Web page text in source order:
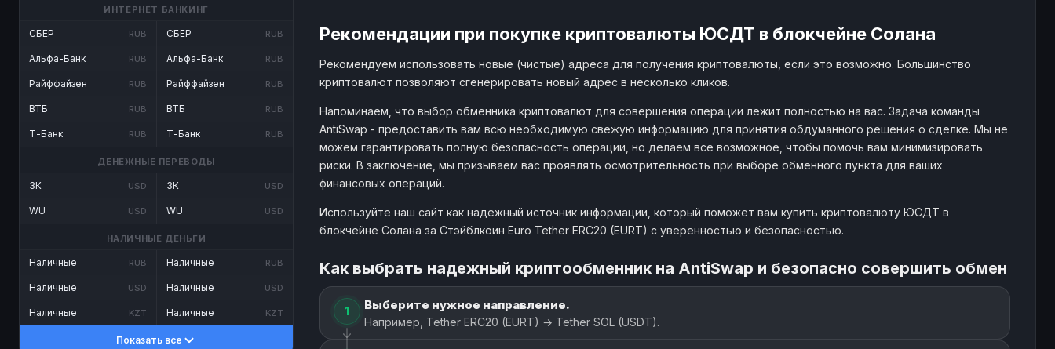
ИНТЕРНЕТ БАНКИНГ
СБЕР RUB
Альфа-Банк RUB
Райффайзен RUB
ВТБ RUB
Т-Банк RUB
СБЕР RUB
Альфа-Банк RUB
Райффайзен RUB
ВТБ RUB
Т-Банк RUB
ДЕНЕЖНЫЕ ПЕРЕВОДЫ
ЗК USD
WU USD
ЗК USD
WU USD
НАЛИЧНЫЕ ДЕНЬГИ
Наличные RUB
Наличные USD
Наличные KZT
Наличные RUB
Наличные USD
Наличные KZT
Показать все
Рекомендации при покупке криптовалюты ЮСДТ в блокчейне Солана
Рекомендуем использовать новые (чистые) адреса для получения криптовалюты, если это возможно. Большинство
криптовалют позволяют сгенерировать новый адрес в несколько кликов.
Напоминаем, что выбор обменника криптовалют для совершения операции лежит полностью на вас. Задача команды
AntiSwap - предоставить вам всю необходимую свежую информацию для принятия обдуманного решения о сделке. Мы не
можем гарантировать полную безопасность операции, но делаем все возможное, чтобы помочь вам минимизировать
риски. В заключение, мы призываем вас проявлять осмотрительность при выборе обменного пункта для ваших
финансовых операций.
Используйте наш сайт как надежный источник информации, который поможет вам купить криптовалюту ЮСДТ в
блокчейне Солана за Стэйблкоин Euro Tether ERC20 (EURT) с уверенностью и безопасностью.
Как выбрать надежный криптообменник на AntiSwap и безопасно совершить обмен
1 Выберите нужное направление.
Например, Tether ERC20 (EURT) → Tether SOL (USDT).